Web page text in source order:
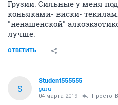
Грузии. Сильные у меня
коньяками- виски-
"ненашенской"
лучше.
ОТВЕТИТЬ
S
Student555555
guru
04 марта 2019